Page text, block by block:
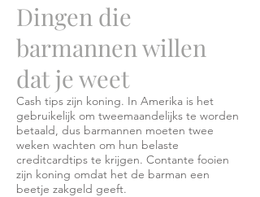
Dingen die
barmannen willen
dat je weet
Cash tips zijn koning. In Amerika is het
gebruikelijk om tweemaandelijks te worden
betaald, dus barmannen moeten twee
weken wachten om hun belaste
creditcardtips te krijgen. Contante fooien
zijn koning omdat het de barman een
beetje zakgeld geeft.